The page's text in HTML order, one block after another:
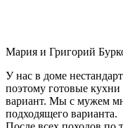
Мария и Григорий
У нас в доме
поэтому готовые
вариант. Мы с мужем
подходящего варианта.